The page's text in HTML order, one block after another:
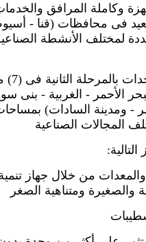
ومتناهية الصغر